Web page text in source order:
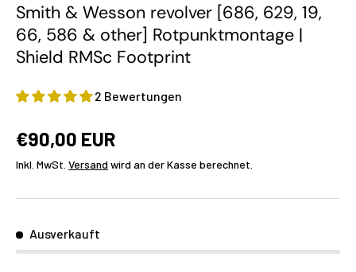
Smith & Wesson revolver [686, 629, 19,
66, 586 & other] Rotpunktmontage |
Shield RMSc Footprint
2 Bewertungen
€90,00 EUR
Inkl. MwSt. Versand wird an der Kasse berechnet.
Ausverkauft